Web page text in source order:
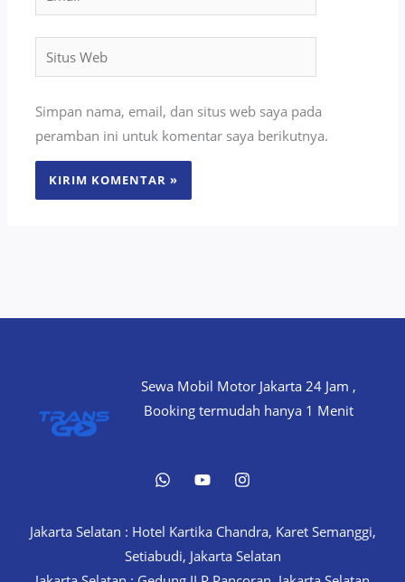
Situs
Web
Simpan nama, email, dan situs web saya pada
peramban ini untuk komentar saya berikutnya.
Sewa Mobil Motor Jakarta 24 Jam ,
Booking termudah hanya 1 Menit
Jakarta Selatan : Hotel Kartika Chandra, Karet Semanggi,
Setiabudi, Jakarta Selatan